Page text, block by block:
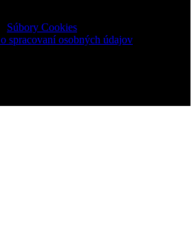
Súbory Cookies
spracovaní osobných údajov